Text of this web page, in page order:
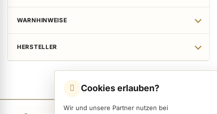
Cookies erlauben?
Wir und unsere Partner nutzen bei
WARNHINWEISE
HERSTELLER